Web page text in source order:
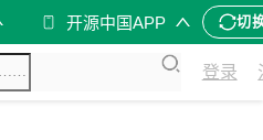
开源中国APP 切
登录